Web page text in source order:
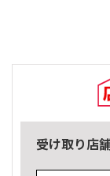
受け取り店